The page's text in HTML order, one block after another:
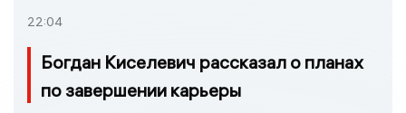
22:04
Богдан Киселевич рассказал о планах
по завершении карьеры